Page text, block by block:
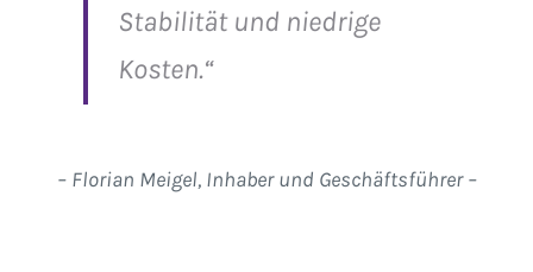
Stabilität und niedrige
Kosten.“
– Florian Meigel, Inhaber und Geschäftsführer –